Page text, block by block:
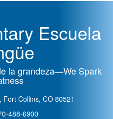
Escuela
la grandeza—We Spark
Fort Collins, CO 80521
488-6900